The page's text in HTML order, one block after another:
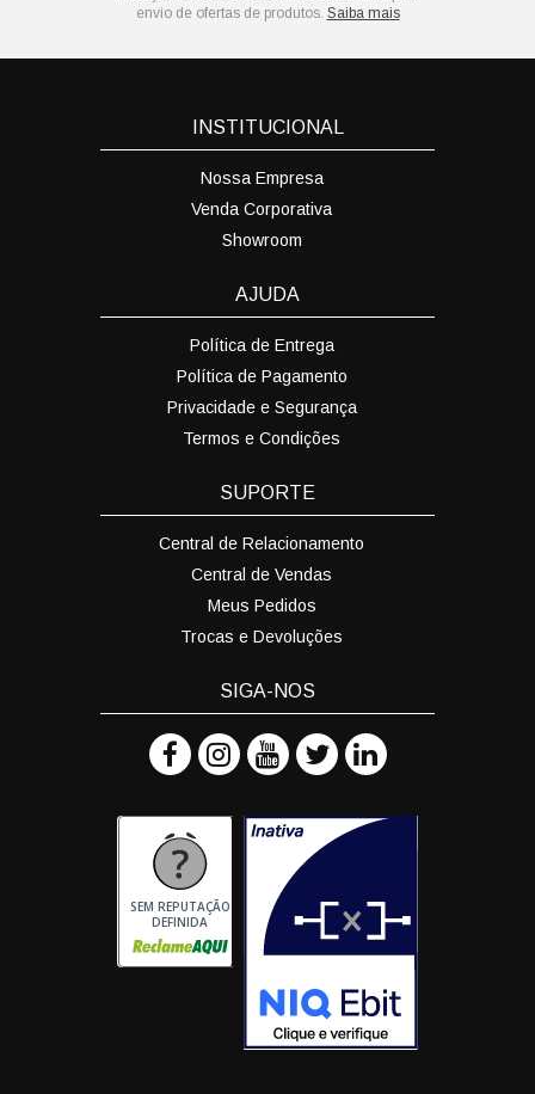
envio de ofertas de produtos. Saiba mais
INSTITUCIONAL
Nossa Empresa
Venda Corporativa
Showroom
AJUDA
Política de Entrega
Política de Pagamento
Privacidade e Segurança
Termos e Condições
SUPORTE
Central de Relacionamento
Central de Vendas
Meus Pedidos
Trocas e Devoluções
SIGA-NOS
SEM REPUTAÇÃO
DEFINIDA